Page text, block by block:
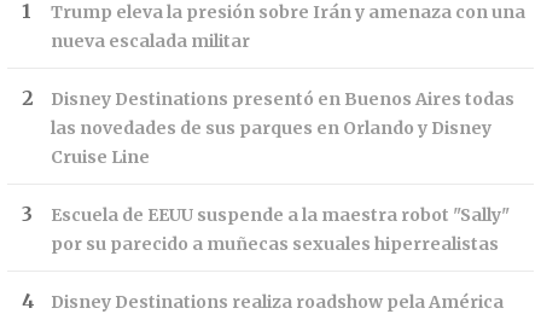
Trump eleva la presión sobre Irán y amenaza con una
nueva escalada militar
Disney Destinations presentó en Buenos Aires todas
las novedades de sus parques en Orlando y Disney
Cruise Line
Escuela de EEUU suspende a la maestra robot "Sally"
por su parecido a muñecas sexuales hiperrealistas
Disney Destinations realiza roadshow pela América